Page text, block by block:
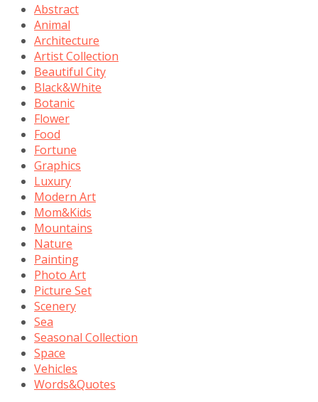
Abstract
Animal
Architecture
Artist Collection
Beautiful City
Black&White
Botanic
Flower
Food
Fortune
Graphics
Luxury
Modern Art
Mom&Kids
Mountains
Nature
Painting
Photo Art
Picture Set
Scenery
Sea
Seasonal Collection
Space
Vehicles
Words&Quotes